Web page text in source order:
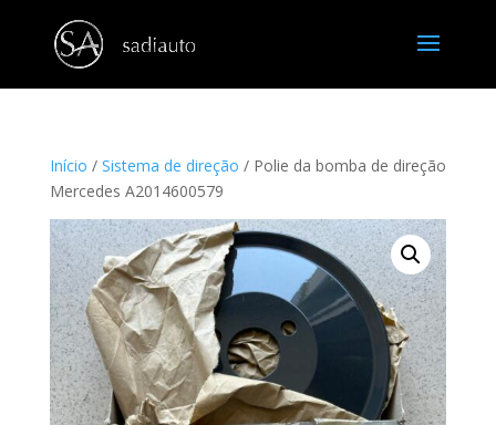
Início / Sistema de direção / Polie da bomba de direção
Mercedes A2014600579